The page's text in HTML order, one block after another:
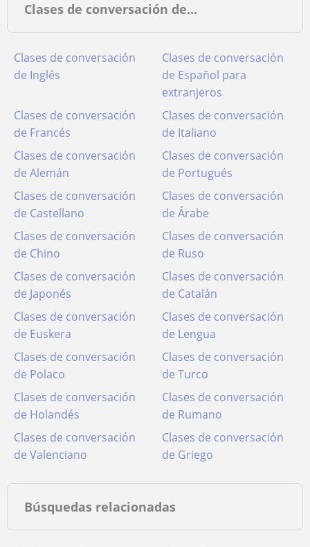
Clases de conversación de...
Clases de conversación
de Inglés
Clases de conversación
de Español para
extranjeros
Clases de conversación
de Francés
Clases de conversación
de Italiano
Clases de conversación
de Alemán
Clases de conversación
de Portugués
Clases de conversación
de Castellano
Clases de conversación
de Árabe
Clases de conversación
de Chino
Clases de conversación
de Ruso
Clases de conversación
de Japonés
Clases de conversación
de Catalán
Clases de conversación
de Euskera
Clases de conversación
de Lengua
Clases de conversación
de Polaco
Clases de conversación
de Turco
Clases de conversación
de Holandés
Clases de conversación
de Rumano
Clases de conversación
de Valenciano
Clases de conversación
de Griego
Búsquedas relacionadas